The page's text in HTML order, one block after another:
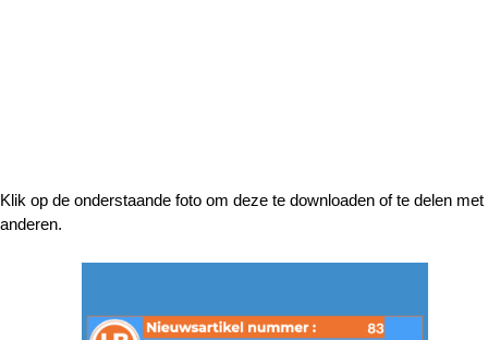
Klik op de onderstaande foto om deze te downloaden of te delen met
anderen.